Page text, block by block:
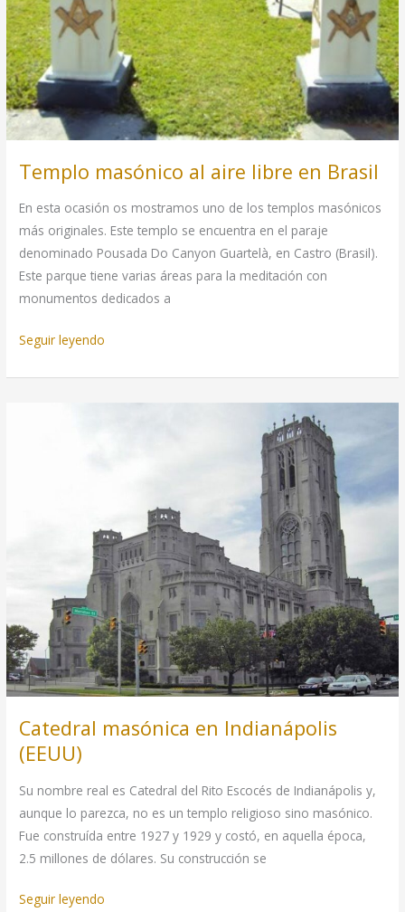
Templo masónico al aire libre en Brasil
En esta ocasión os mostramos uno de los templos masónicos
más originales. Este templo se encuentra en el paraje
denominado Pousada Do Canyon Guartelà, en Castro (Brasil).
Este parque tiene varias áreas para la meditación con
monumentos dedicados a
Templo
al
Seguir leyendo
Catedral masónica en Indianápolis
(EEUU)
Su nombre real es Catedral del Rito Escocés de Indianápolis y,
aunque lo parezca, no es un templo religioso sino masónico.
Fue construída entre 1927 y 1929 y costó, en aquella época,
2.5 millones de dólares. Su construcción se
Catedral
Seguir leyendo